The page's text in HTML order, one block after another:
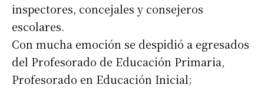
inspectores, concejales y consejeros
escolares.
Con mucha emoción se despidió a egresados
del Profesorado de Educación Primaria,
Profesorado en Educación Inicial;